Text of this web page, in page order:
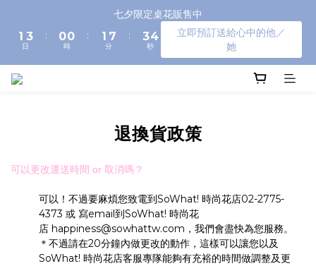
七夕限定桌花販售中
1
0
3
2
1
日
:
00
時
:
1
0
7
6
5
1
0
分
:
4
3
2
1
5
4
3
2
秒
立即預訂送給心中的他／
她
退換貨政策
可以更改運送時間 or 取消嗎？
可以！不過要麻煩您致電到SoWhat! 時尚花店02-2775-
4373 或 寫email到SoWhat! 時尚花
店 happiness@sowhattw.com ，我們會盡快為您服務。
＊不過請在20分鐘內做更改的動作，這樣可以讓您以及
SoWhat! 時尚花店客服專隊能夠有充裕的時間做調整及更